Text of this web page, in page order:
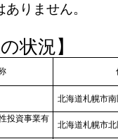
りません。
状況】
北海道札幌市南
投資事業有
北海道札幌市